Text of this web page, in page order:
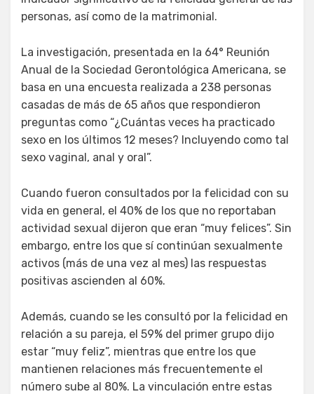
personas, así como de la matrimonial.
La investigación, presentada en la 64° Reunión
Anual de la Sociedad Gerontológica Americana, se
basa en una encuesta realizada a 238 personas
casadas de más de 65 años que respondieron
preguntas como “¿Cuántas veces ha practicado
sexo en los últimos 12 meses? Incluyendo como tal
sexo vaginal, anal y oral”.
Cuando fueron consultados por la felicidad con su
vida en general, el 40% de los que no reportaban
actividad sexual dijeron que eran “muy felices”. Sin
embargo, entre los que sí continúan sexualmente
activos (más de una vez al mes) las respuestas
positivas ascienden al 60%.
Además, cuando se les consultó por la felicidad en
relación a su pareja, el 59% del primer grupo dijo
estar “muy feliz”, mientras que entre los que
mantienen relaciones más frecuentemente el
número sube al 80%. La vinculación entre estas